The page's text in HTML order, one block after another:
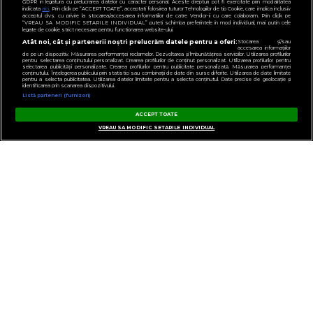
GESTIONAȚI PREFERINȚELE
GDPR in legatura cu prelucrarea datelor cu caracter personal. Aceste drepturi pot fi exercitate prin modalitatea
indicataaici. Prin click pe “ACCEPT TOATE”, acceptati folosirea tuturor Tehnologiilor de tip Cookie, care implica inclusiv
acceptul dvs. cu privire la stocarea/accesarea informatiilor de catre Vendor-ii cu care colaboram. Prin click pe
“VREAU SA MODIFIC SETARILE INDIVIDUAL” puteti schimba preferintele in mod individual, mai putin cele
legate de cookie strict necesare pentru functionarea website-ului.
Atât noi, cât și partenerii noștri prelucrăm datele pentru a oferi: Stocarea și/sau
accesarea informațiilor
de pe un dispozitiv. Măsurarea performanței reclamelor. Dezvoltarea și îmbunătățirea serviciilor. Utilizarea profilurilor
pentru selectarea conținutului personalizat. Crearea profilurilor de conținut personalizat. Utilizarea profilurilor pentru
selectarea publicității personalizate. Crearea profilurilor pentru publicitate personalizată. Măsurarea performanței
conținutului. Înțelegerea publicului prin statistici sau combinații de date din surse diferite. Utilizarea de date limitate
pentru a selecta publicitatea. Utilizarea datelor limitate pentru a selecta conținutul. Date precise de geolocație și
identificarea prin scanarea dispozitivului.
Listă parteneri (furnizori)
ACCEPT TOATE
VREAU SA MODIFIC SETARILE INDIVIDUAL